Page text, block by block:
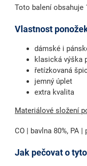
Toto balení obsahuje
Vlastnost
dámské i
klasická výška
řetízkovaná
jemný úplet
extra kvalita
Materiálové složení
CO | bavlna 80%, PA
Jak pečovat o